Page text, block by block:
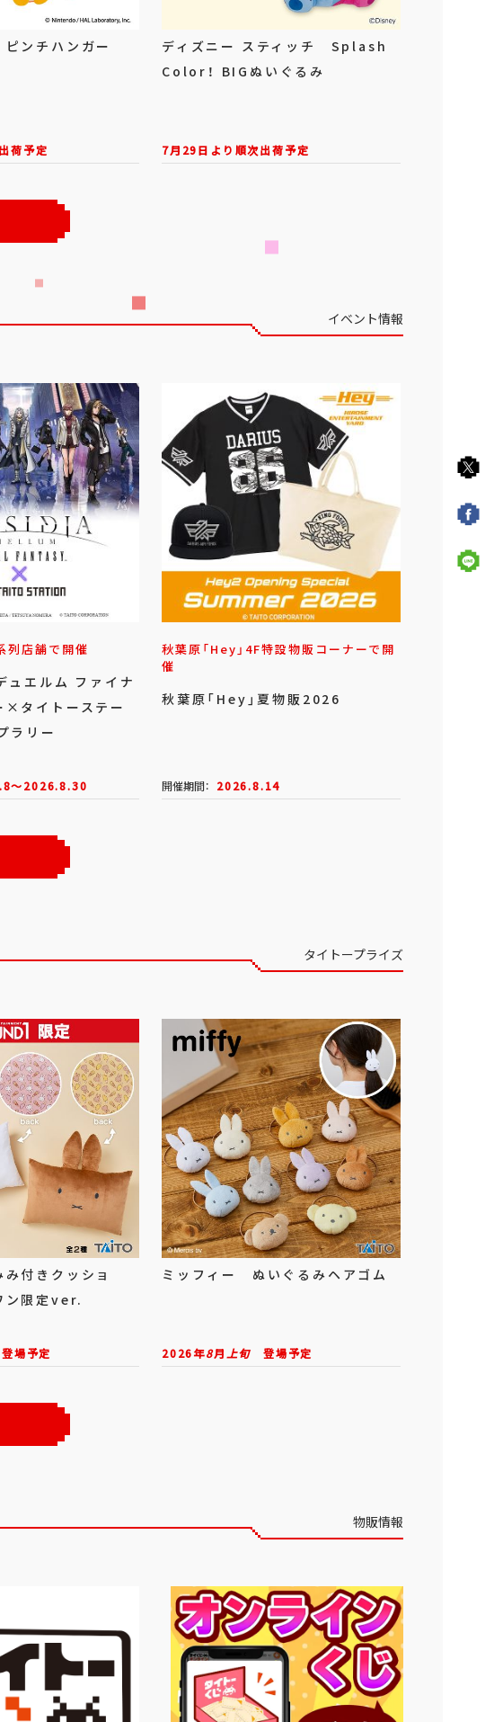
荷予定
ンチハンガー
7月29日より順次出荷予定
ディズニー スティッチ Splash
Color！ BIGぬいぐるみ
イベント情報
列店舗で開催
ュエルム ファイナ
×タイトーステー
ラリー
～2026.8.30
秋葉原「Hey」4F特設物販コーナーで開
催
秋葉原「Hey」夏物販2026
開催期間： 2026.8.14
タイトープライズ
場予定
付きクッショ
限定ver.
2026年8月上旬 登場予定
ミッフィー ぬいぐるみヘアゴム
物販情報